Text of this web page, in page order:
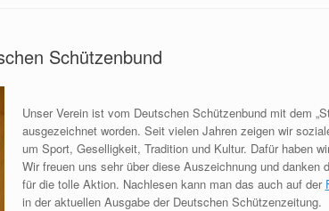
Schützenbund
Unser Verein ist vom Deutschen Schützenbund mit dem
ausgezeichnet worden. Seit vielen Jahren zeigen wir
um Sport, Geselligkeit, Tradition und Kultur. Dafür haben
Wir freuen uns sehr über diese Auszeichnung und danken
für die tolle Aktion. Nachlesen kann man das auch auf der
in der aktuellen Ausgabe der Deutschen Schützenzeitung.